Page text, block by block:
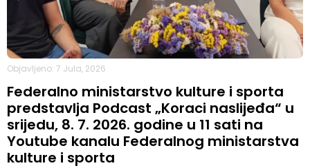
Objavljeno: 7 Jula, 2026
Federalno ministarstvo kulture i sporta
predstavlja Podcast „Koraci naslijeđa“ u
srijedu, 8. 7. 2026. godine u 11 sati na
Youtube kanalu Federalnog ministarstva
kulture i sporta